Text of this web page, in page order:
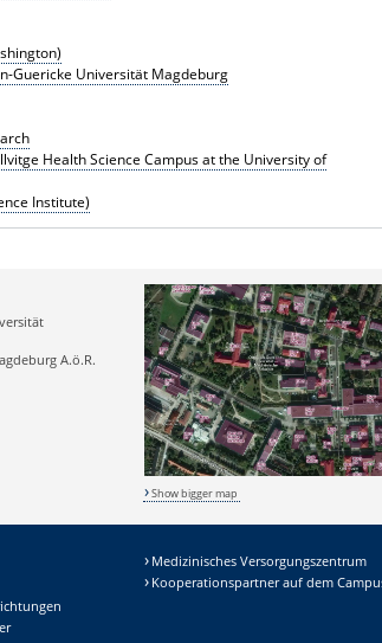
Guericke Universität Magdeburg
Health Science Campus at the University of
Institute)
A.ö.R.
Show bigger map
Medizinisches Versorgungszentrum
Kooperationspartner auf dem